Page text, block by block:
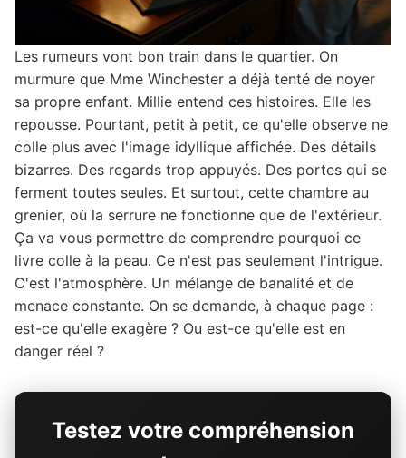
Les rumeurs vont bon train dans le quartier. On
murmure que Mme Winchester a déjà tenté de noyer
sa propre enfant. Millie entend ces histoires. Elle les
repousse. Pourtant, petit à petit, ce qu'elle observe ne
colle plus avec l'image idyllique affichée. Des détails
bizarres. Des regards trop appuyés. Des portes qui se
ferment toutes seules. Et surtout, cette chambre au
grenier, où la serrure ne fonctionne que de l'extérieur.
Ça va vous permettre de comprendre pourquoi ce
livre colle à la peau. Ce n'est pas seulement l'intrigue.
C'est l'atmosphère. Un mélange de banalité et de
menace constante. On se demande, à chaque page :
est-ce qu'elle exagère ? Ou est-ce qu'elle est en
danger réel ?
Testez votre compréhension